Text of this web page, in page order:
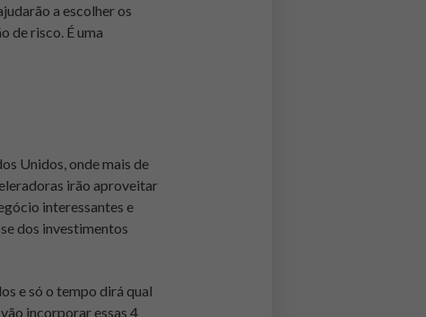
a escolher os
de risco. É uma
Unidos, onde mais de
irão aproveitar
interessantes e
dos investimentos
e só o tempo dirá qual
incorporar essas 4